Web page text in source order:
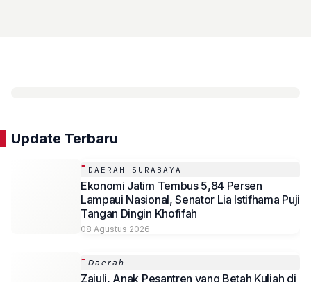
Update Terbaru
DAERAH SURABAYA
Ekonomi Jatim Tembus 5,84 Persen
Lampaui Nasional, Senator Lia Istifhama Puji
Tangan Dingin Khofifah
08 Agustus 2026
𝘋𝘢𝘦𝘳𝘢𝘩
Zajuli, Anak Pesantren yang Betah Kuliah di